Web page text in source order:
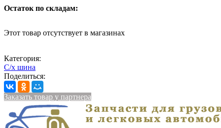
Остаток по складам:
Этот товар отсутствует в магазинах
Категория:
С/х шина
Поделиться:
Заказать товар у партнера